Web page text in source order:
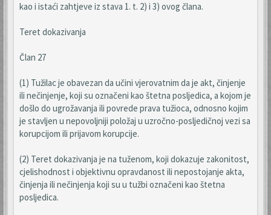
kao i istaći zahtjeve iz stava 1. t. 2) i 3) ovog člana.
Teret dokazivanja
Član 27
(1) Tužilac je obavezan da učini vjerovatnim da je akt, činjenje
ili nečinjenje, koji su označeni kao štetna posljedica, a kojom je
došlo do ugrožavanja ili povrede prava tužioca, odnosno kojim
je stavljen u nepovoljniji položaj u uzročno-posljedičnoj vezi sa
korupcijom ili prijavom korupcije.
(2) Teret dokazivanja je na tuženom, koji dokazuje zakonitost,
cjelishodnost i objektivnu opravdanost ili nepostojanje akta,
činjenja ili nečinjenja koji su u tužbi označeni kao štetna
posljedica.